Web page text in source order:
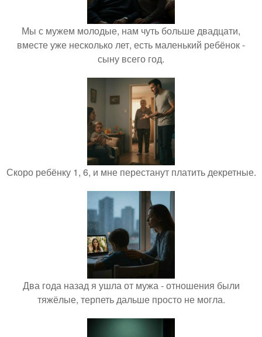
Мы с мужем молодые, нам чуть больше двадцати,
вместе уже несколько лет, есть маленький ребёнок -
сыну всего год.
Скоро ребёнку 1, 6, и мне перестанут платить декретные.
Два года назад я ушла от мужа - отношения были
тяжёлые, терпеть дальше просто не могла.